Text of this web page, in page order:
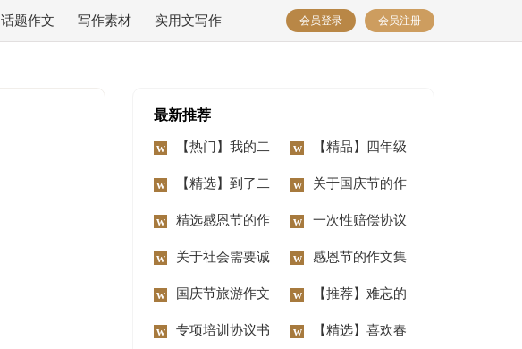
话题作文 写作素材 实用文写作 会员登录 会员注册
最新推荐
【热门】我的二
年级作文锦集7篇
【精品】四年级
动物作文10篇
【精选】到了二
年级作文锦集七篇
关于国庆节的作
文汇编15篇
精选感恩节的作
文400字3篇
一次性赔偿协议
书
关于社会需要诚
信作文3篇
感恩节的作文集
合15篇
国庆节旅游作文
14篇
【推荐】难忘的
事二年级作文合集八
专项培训协议书 【精选】喜欢春